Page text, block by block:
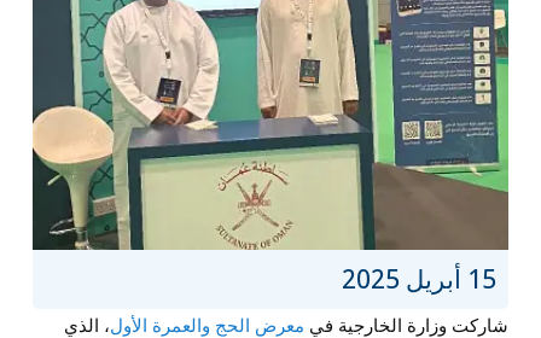
15 أبريل 2025
شاركت وزارة الخارجية في معرض الحج والعمرة الأول، الذي